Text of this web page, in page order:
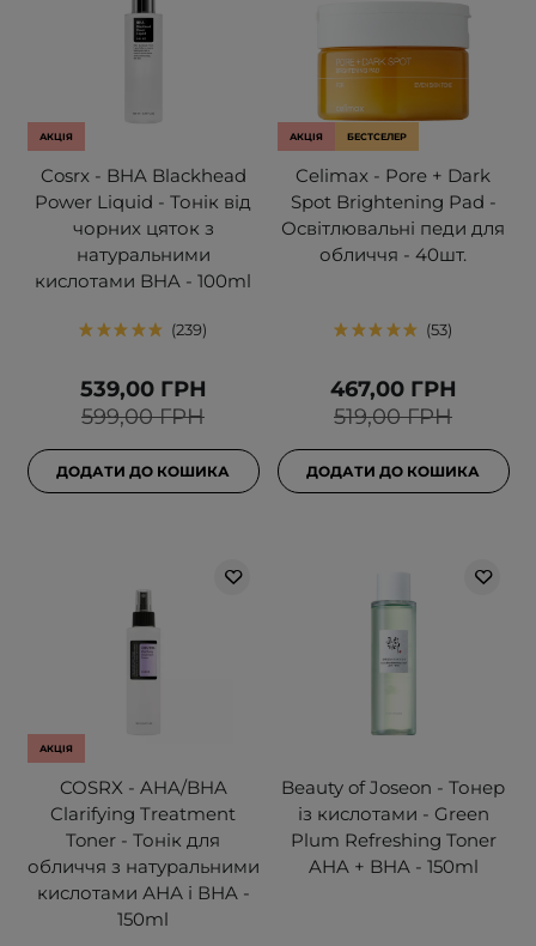
АКЦІЯ
Cosrx - BHA Blackhead
Power Liquid - Тонік від
чорних цяток з
натуральними
кислотами BHA - 100ml
239
599,00 ГРН
539,00 ГРН
ДОДАТИ ДО КОШИКА
АКЦІЯ БЕСТСЕЛЕР
Celimax - Pore + Dark
Spot Brightening Pad -
Освітлювальні педи для
обличчя - 40шт.
53
519,00 ГРН
467,00 ГРН
ДОДАТИ ДО КОШИКА
АКЦІЯ
COSRX - AHA/BHA
Clarifying Treatment
Toner - Тонік для
обличчя з натуральними
кислотами АНА і ВНA -
150ml
Beauty of Joseon - Тонер
із кислотами - Green
Plum Refreshing Toner
AHA + BHA - 150ml